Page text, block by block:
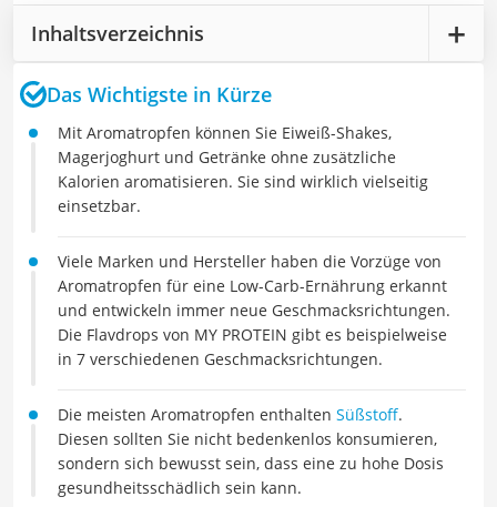
Inhaltsverzeichnis
Das Wichtigste in Kürze
Mit Aromatropfen können Sie Eiweiß-Shakes,
Magerjoghurt und Getränke ohne zusätzliche
Kalorien aromatisieren. Sie sind wirklich vielseitig
einsetzbar.
Viele Marken und Hersteller haben die Vorzüge von
Aromatropfen für eine Low-Carb-Ernährung erkannt
und entwickeln immer neue Geschmacksrichtungen.
Die Flavdrops von MY PROTEIN gibt es beispielweise
in 7 verschiedenen Geschmacksrichtungen.
Die meisten Aromatropfen enthalten Süßstoff.
Diesen sollten Sie nicht bedenkenlos konsumieren,
sondern sich bewusst sein, dass eine zu hohe Dosis
gesundheitsschädlich sein kann.